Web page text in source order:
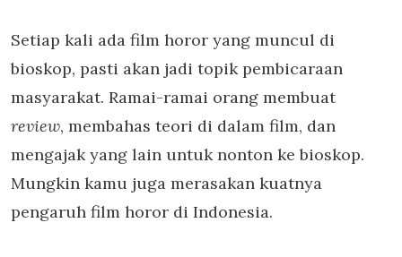
Setiap kali ada film horor yang muncul di
bioskop, pasti akan jadi topik pembicaraan
masyarakat. Ramai-ramai orang membuat
review, membahas teori di dalam film, dan
mengajak yang lain untuk nonton ke bioskop.
Mungkin kamu juga merasakan kuatnya
pengaruh film horor di Indonesia.